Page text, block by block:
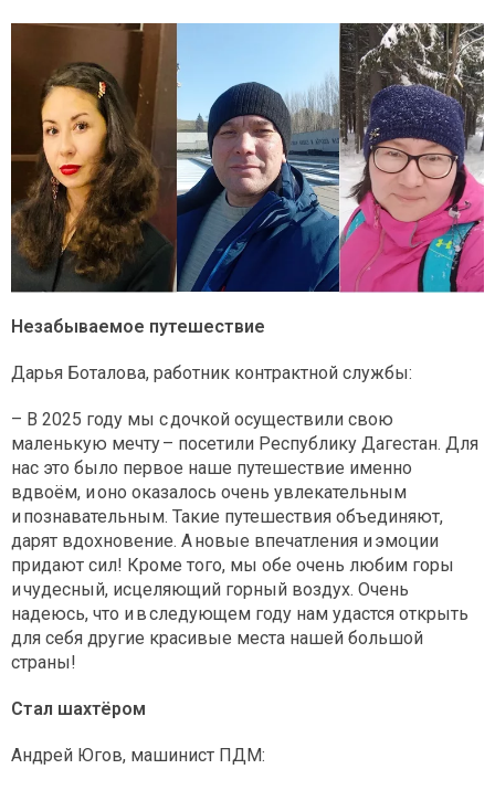
Незабываемое путешествие
Дарья Боталова, работник контрактной службы:
– В 2025 году мы с дочкой осуществили свою
маленькую мечту – посетили Республику Дагестан. Для
нас это было первое наше путешествие именно
вдвоём, и оно оказалось очень увлекательным
и познавательным. Такие путешествия объединяют,
дарят вдохновение. А новые впечатления и эмоции
придают сил! Кроме того, мы обе очень любим горы
и чудесный, исцеляющий горный воздух. Очень
надеюсь, что и в следующем году нам удастся открыть
для себя другие красивые места нашей большой
страны!
Стал шахтёром
Андрей Югов, машинист ПДМ: